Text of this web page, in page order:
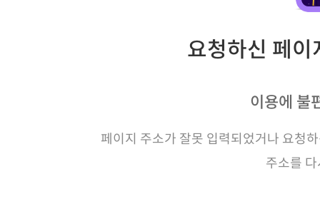
요청하신 페
이용에 불
페이지 주소가 잘못 입력되었거나 요청
주소를